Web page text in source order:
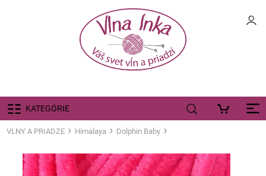
KATEGÓRIE
VLNY A PRIADZE Himalaya Dolphin Baby